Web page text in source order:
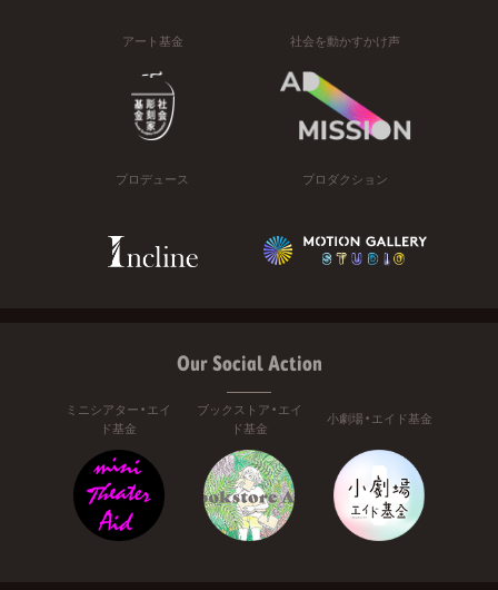
アート基金 社会を動かすかけ声
プロデュース プロダクション
Our Social Action
ミニシアター・エイ
ド基金
ブックストア・エイ
ド基金
小劇場・エイド基金